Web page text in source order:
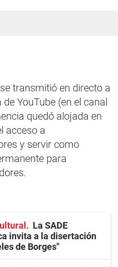
transmitió en directo a
YouTube (en el canal
quedó alojada en
acceso a
y servir como
para
La SADE
invita a la disertación
de Borges"